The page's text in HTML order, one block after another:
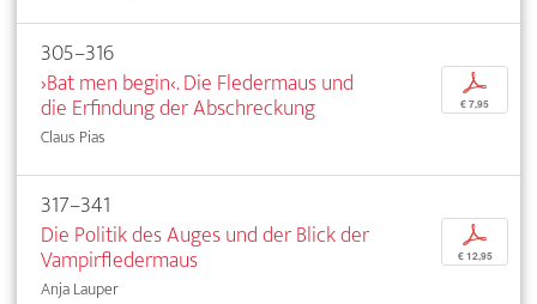
305–316
›Bat men begin‹. Die Fledermaus und
die Erfindung der Abschreckung
Claus Pias
p
€ 7,95
317–341
Die Politik des Auges und der Blick der
Vampirfledermaus
Anja Lauper
p
€ 12,95